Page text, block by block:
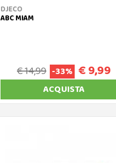
DJECO
ABC MIAM
€ 14,99 -33% € 9,99
ACQUISTA